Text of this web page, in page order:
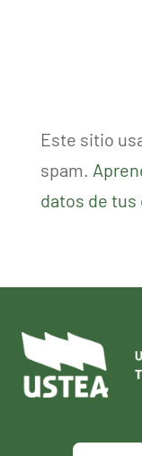
Este sitio
spam.
datos de